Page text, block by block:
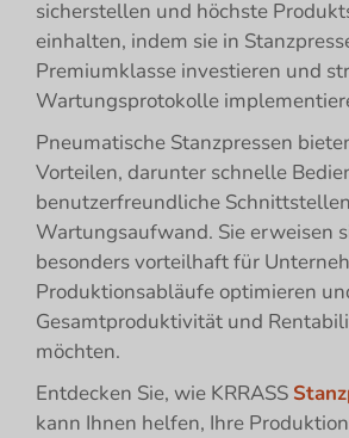
sicherstellen und höchste
einhalten, indem sie in
Premiumklasse investieren und
Wartungsprotokolle
Pneumatische Stanzpressen
Vorteilen, darunter schnelle
benutzerfreundliche
Wartungsaufwand. Sie erweisen
besonders vorteilhaft für
Produktionsabläufe optimieren
Gesamtproduktivität und
möchten.
Entdecken Sie, wie KRRASS
kann Ihnen helfen, Ihre